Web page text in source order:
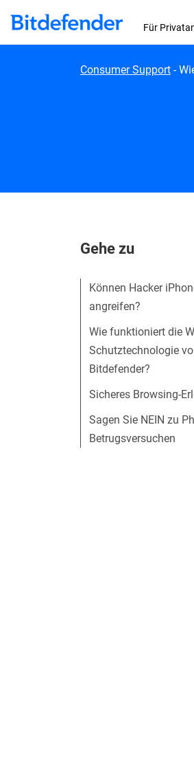
Skip to content
Für
Consumer Support -
Gehe zu
Können Hacker
angreifen?
Wie funktioniert die
Schutztechnologie
Bitdefender?
Sicheres Browsing-
Sagen Sie NEIN zu
Betrugsversuchen